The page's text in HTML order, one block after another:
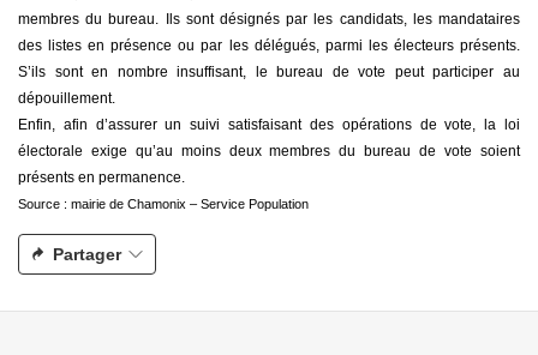
membres du bureau. Ils sont désignés par les candidats, les mandataires
des listes en présence ou par les délégués, parmi les électeurs présents.
S’ils sont en nombre insuffisant, le bureau de vote peut participer au
dépouillement.
Enfin, afin d’assurer un suivi satisfaisant des opérations de vote, la loi
électorale exige qu’au moins deux membres du bureau de vote soient
présents en permanence.
Source : mairie de Chamonix – Service Population
Partager